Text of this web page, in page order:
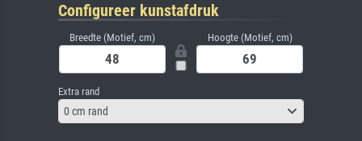
Configureer kunstafdruk
Breedte (Motief, cm) Hoogte (Motief, cm)
Extra rand
0 cm rand